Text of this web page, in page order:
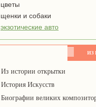
цветы
щенки и собаки
экзотические авто
ИЗ
Из истории открытки
История Искусств
Биографии великих